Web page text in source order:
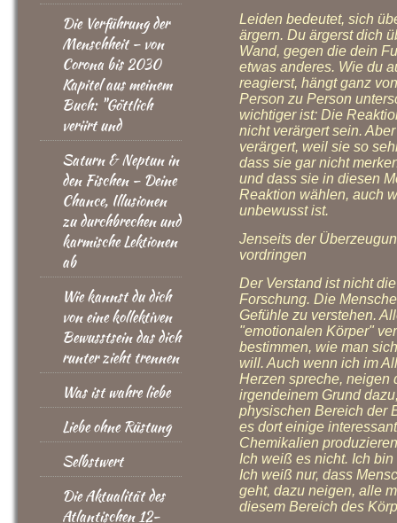
Die Verführung der
Menschheit – von
Corona bis 2030
Kapitel aus meinem
Buch: "Göttlich
veriirt und
Saturn & Neptun in
den Fischen – Deine
Chance, Illusionen
zu durchbrechen und
karmische Lektionen
ab
Wie kannst du dich
von eine kollektiven
Bewusstsein das dich
runter zieht trennen
Was ist wahre liebe
Liebe ohne Rüstung
Selbstwert
Die Aktualität des
Atlantischen 12-
Leiden bedeutet, sich
ärgern. Du ärgerst dich
Wand, gegen die dein
etwas anderes. Wie du
reagierst, hängt ganz
Person zu Person
wichtiger ist: Die
nicht verärgert sein.
verärgert, weil sie so
dass sie gar nicht
und dass sie in diesen
Reaktion wählen, auch
unbewusst ist.
Jenseits der
vordringen
Der Verstand ist nicht
Forschung. Die
Gefühle zu verstehen.
"emotionalen Körper"
bestimmen, wie man
will. Auch wenn ich im
Herzen spreche, neigen
irgendeinem Grund
physischen Bereich der
es dort einige
Chemikalien
Ich weiß es nicht. Ich
Ich weiß nur, dass
geht, dazu neigen, alle
diesem Bereich des